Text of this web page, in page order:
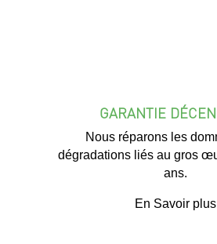
GARANTIE
Nous réparons les
dégradations liés au gros
ans.
En Savoir plus